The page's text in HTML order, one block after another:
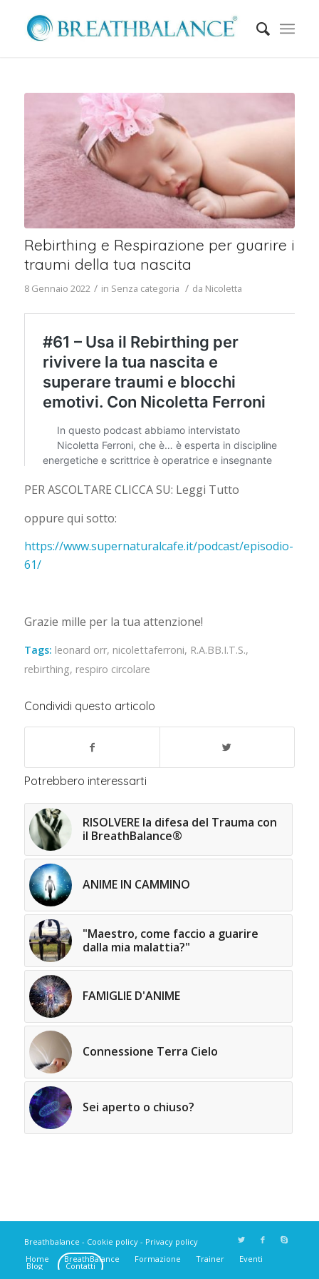
Rebirthing e Respirazione per guarire i
traumi della tua nascita
8 Gennaio 2022 / in Senza categoria / da Nicoletta
PER ASCOLTARE CLICCA SU: Leggi Tutto
oppure qui sotto:
https://www.supernaturalcafe.it/podcast/episodio-
61/
Grazie mille per la tua attenzione!
Tags: leonard orr, nicolettaferroni, R.A.BB.I.T.S.,
rebirthing, respiro circolare
Condividi questo articolo
Potrebbero interessarti
RISOLVERE la difesa del Trauma con
il BreathBalance®
ANIME IN CAMMINO
"Maestro, come faccio a guarire
dalla mia malattia?"
FAMIGLIE D'ANIME
Connessione Terra Cielo
Sei aperto o chiuso?
Breathbalance - Cookie policy- Privacy policy
Home
BreathBalance Formazione Trainer Eventi
Blog Contatti